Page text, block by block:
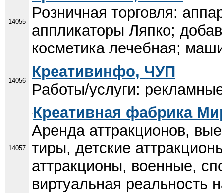
14055
Розничная торговля:
аппликаторы Ляпко;
косметика лечебная;
14056
Креативинфо, ЧУП
Работы/услуги:
14057
Креативная фабрика
Аренда аттракционов,
тиры, детские
аттракционы, военные,
виртуальная реальность